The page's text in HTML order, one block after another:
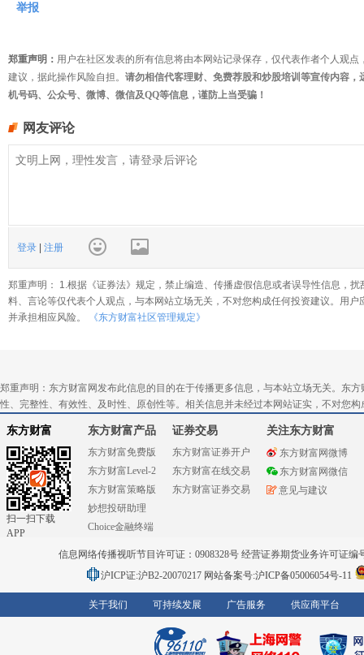
举报
郑重声明： 用户在社区发表的所有信息将由本网站记录保存，仅代表作者个人观
建议，据此操作风险自担。 请勿相信代客理财、免费荐股和炒股培训等宣传内容
机号码、公众号、微博、微信及QQ等信息，谨防上当受骗！
网友评论
登录 注册
郑重声明： 1.根据《证券法》规定，禁止编造、传播虚假信息或者误导性信息，
料、言论等仅代表个人观点，与本网站立场无关，不对您构成任何投资建议。用
并承担相应风险。
《东方财富社区管理规定》
郑重声明：东方财富网发布此信息的目的在于传播更多信息，与本站立场无关。东
性、完整性、有效性、及时性、原创性等。相关信息并未经过本网站证实，不对您
东方财富
扫一扫下载
APP
东方财富产品
东方财富免费版
东方财富Level-2
东方财富策略版
妙想投研助理
Choice金融终端
证券交易
东方财富证券开户
东方财富在线交易
东方财富证券交易
关注东方财富
东方财富网微博
东方财富网微信
意见与建议
信息网络传播视听节目许可证：0908328号 经营证券期货业务许可证编
沪ICP证:沪B2-20070217 网站备案号:沪ICP备05006054号-11
关于我们 可持续发展 广告服务 供应商平台